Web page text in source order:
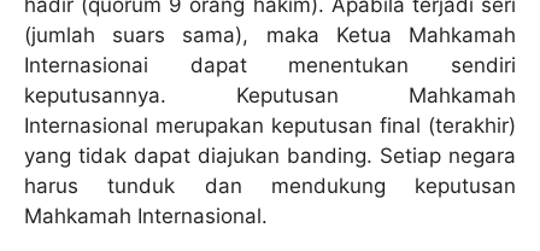
hadir (quorum 9 orang hakim). Apabila terjadi seri
(jumlah suars sama), maka Ketua Mahkamah
Internasionai dapat menentukan sendiri
keputusannya. Keputusan Mahkamah
Internasional merupakan keputusan final (terakhir)
yang tidak dapat diajukan banding. Setiap negara
harus tunduk dan mendukung keputusan
Mahkamah Internasional.